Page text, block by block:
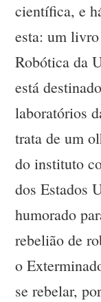
científica, e
esta: um
Robótica da
está
laboratórios
trata de um
do instituto
dos Estados
humorado
rebelião de
o
se rebelar,